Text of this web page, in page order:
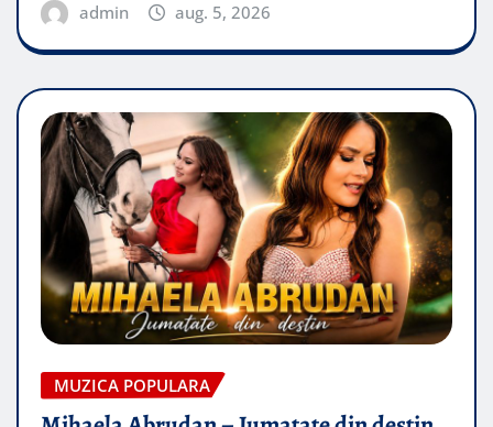
admin aug. 5, 2026
MUZICA POPULARA